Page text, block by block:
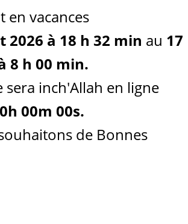
en vacances
2026 à 18 h 32 min au 17
8 h 00 min.
sera inch'Allah en ligne
h 00m 00s.
de Bonnes